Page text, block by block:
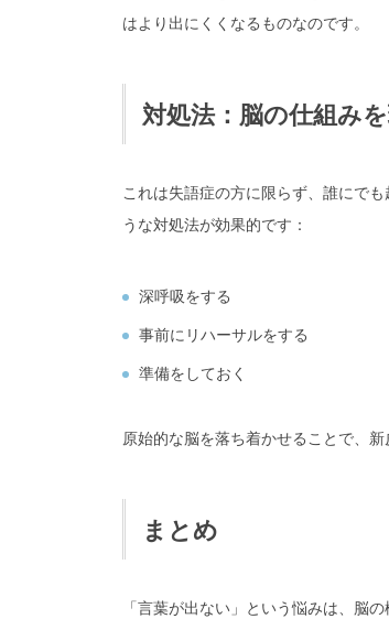
はより出にくくなるものなのです。
対処法：脳の仕組み
これは失語症の方に限らず、誰にで
うな対処法が効果的です：
深呼吸をする
事前にリハーサルをする
準備をしておく
原始的な脳を落ち着かせることで、
まとめ
「言葉が出ない」という悩みは、脳